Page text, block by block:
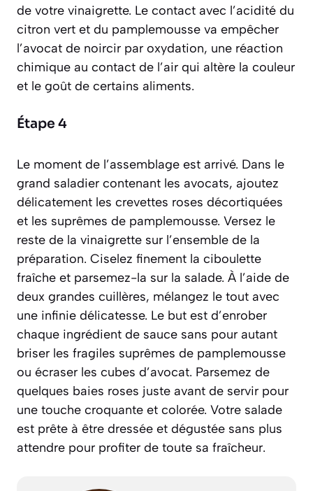
de votre vinaigrette. Le contact avec l’acidité du
citron vert et du pamplemousse va empêcher
l’avocat de noircir par oxydation, une réaction
chimique au contact de l’air qui altère la couleur
et le goût de certains aliments.
Étape 4
Le moment de l’assemblage est arrivé. Dans le
grand saladier contenant les avocats, ajoutez
délicatement les crevettes roses décortiquées
et les suprêmes de pamplemousse. Versez le
reste de la vinaigrette sur l’ensemble de la
préparation. Ciselez finement la ciboulette
fraîche et parsemez-la sur la salade. À l’aide de
deux grandes cuillères, mélangez le tout avec
une infinie délicatesse. Le but est d’enrober
chaque ingrédient de sauce sans pour autant
briser les fragiles suprêmes de pamplemousse
ou écraser les cubes d’avocat. Parsemez de
quelques baies roses juste avant de servir pour
une touche croquante et colorée. Votre salade
est prête à être dressée et dégustée sans plus
attendre pour profiter de toute sa fraîcheur.